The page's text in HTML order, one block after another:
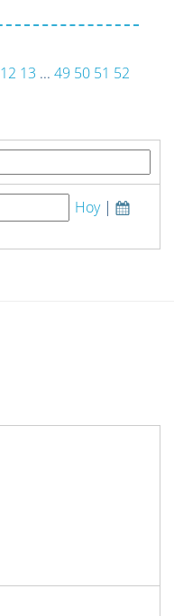
12 13 ... 49 50 51 52
Hoy|